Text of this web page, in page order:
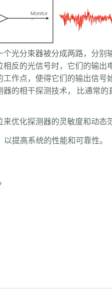
光分束器被分成两路，分
反的光信号时，它们的输
作点，使得它们的输出信
相干探测技术， 比通常的
优化探测器的灵敏度和动态
提高系统的性能和可靠性。